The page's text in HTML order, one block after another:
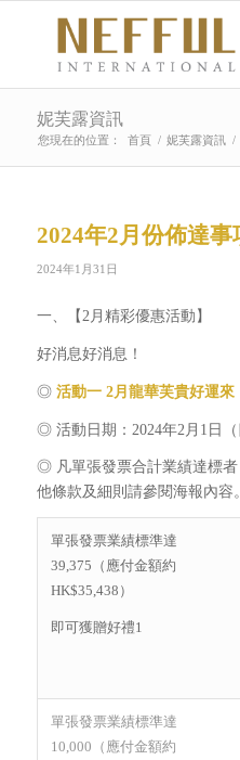
妮芙露資訊
您現在的位置： 首頁 / 妮芙露資訊 /
2024年2月份佈達事
2024年1月31日
一、【2月精彩優惠活動】
好消息好消息！
◎ 活動一 2月龍華芙貴好運來
◎ 活動日期：2024年2月1日
◎ 凡單張發票合計業績達標
他條款及細則請參閱海報內容。
單張發票業績標準達
39,375（應付金額約
HK$35,438）
即可獲贈好禮1
單張發票業績標準達
10,000（應付金額約